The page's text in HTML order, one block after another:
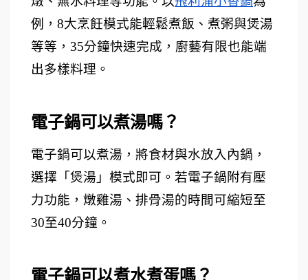
例，8大烹飪模式能輕鬆煮飯、煮粥與煲湯
等等，35分鐘快速完成，廚藝有限也能端
出多樣料理。
電子鍋可以煮湯嗎？
電子鍋可以煮湯，將食材與水放入內鍋，
選擇「煲湯」模式即可。若電子鍋附有壓
力功能，燉雞湯、排骨湯的時間可縮短至
30至40分鐘。
電子鍋可以煮水煮蛋嗎？